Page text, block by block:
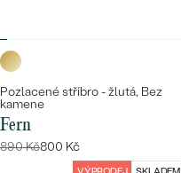
Pozlacené stříbro - žlutá, Bez
kamene
Fern
890 Kč800 Kč